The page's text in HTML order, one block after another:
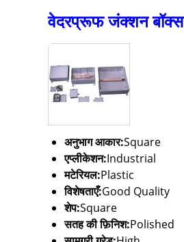
वेदरप्रूफ जंक्शन बॉक्स
अनुभाग आकार:Square
एप्लीकेशन:Industrial
मटेरियल:Plastic
विशेषताएँ:Good Quality
शेप:Square
सतह की फ़िनिश:Polished